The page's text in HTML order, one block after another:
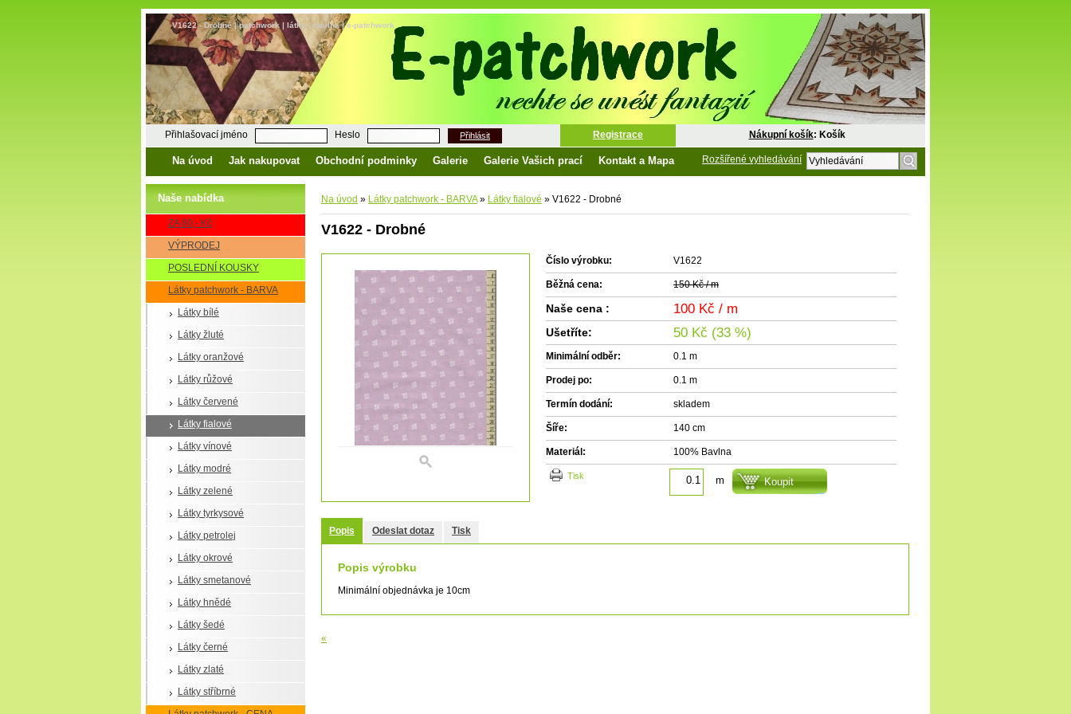
V1622 - Drobné | patchwork | látky | bavlna | e-patchwork
Přihlašovací jméno Heslo Přihlásit Registrace Nákupní košík: Košík
Na úvod Jak nakupovat Obchodní podminky Galerie Galerie Vašich prací Kontakt a Mapa Rozšířené vyhledávání
Naše nabídka
ZA 80,- Kč
VÝPRODEJ
POSLEDNÍ KOUSKY
Látky patchwork - BARVA
Látky bílé
Látky žluté
Látky oranžové
Látky růžové
Látky červené
Látky fialové
Látky vínové
Látky modré
Látky zelené
Látky tyrkysové
Látky petrolej
Látky okrové
Látky smetanové
Látky hnědé
Látky šedé
Látky černé
Látky zlaté
Látky stříbrné
Na úvod » Látky patchwork - BARVA » Látky fialové » V1622 - Drobné
V1622 - Drobné
Číslo výrobku: V1622
Běžná cena: 150 Kč / m
Naše cena : 100 Kč / m
Ušetříte: 50 Kč (33 %)
Minimální odběr: 0.1 m
Prodej po: 0.1 m
Termín dodání: skladem
Šíře: 140 cm
Materiál: 100% Bavlna
tisk m
Popis Odeslat dotaz Tisk
Popis výrobku
Minimální objednávka je 10cm
«